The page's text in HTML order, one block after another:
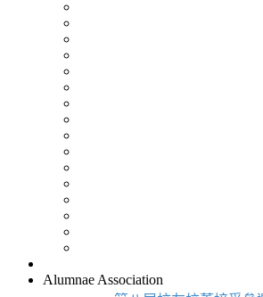
Alumnae Association